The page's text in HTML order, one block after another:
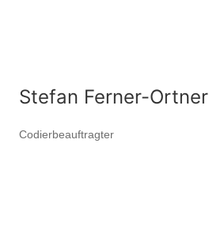
Stefan Ferner-Ortner
Codierbeauftragter